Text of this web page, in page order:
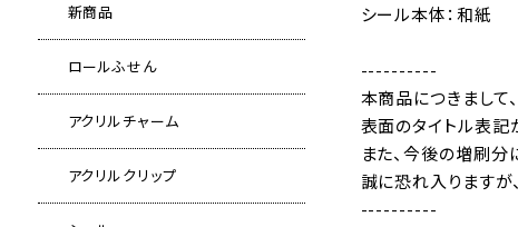
新商品
ロールふせん
アクリルチャーム
アクリルクリップ
シール本体：和紙
----------
本商品につきまして
表面のタイトル表記
また、今後の増刷分
誠に恐れ入りますが
----------